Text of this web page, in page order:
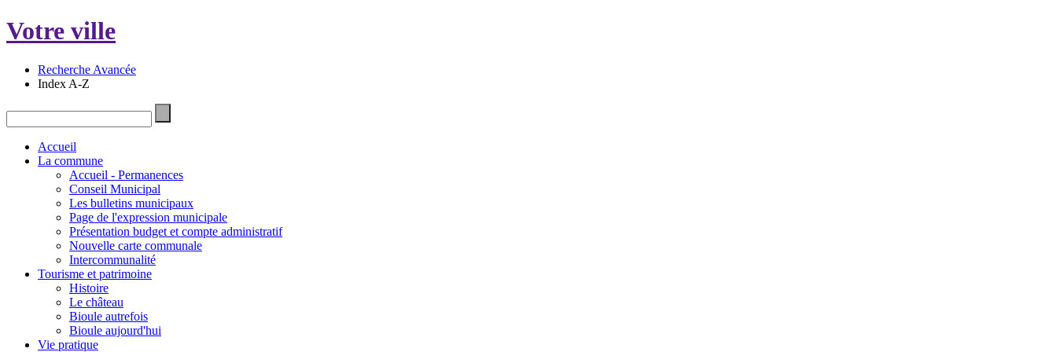
Votre ville
Recherche Avancée
Index A-Z
Accueil
La commune
Accueil - Permanences
Conseil Municipal
Les bulletins municipaux
Page de l'expression municipale
Présentation budget et compte administratif
Nouvelle carte communale
Intercommunalité
Tourisme et patrimoine
Histoire
Le château
Bioule autrefois
Bioule aujourd'hui
Vie pratique